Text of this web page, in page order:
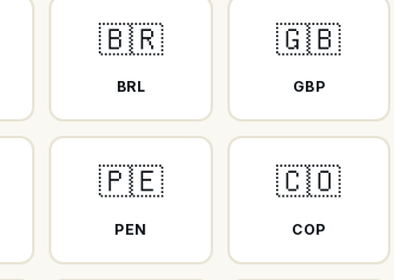
🇧🇷
BRL
🇬🇧
GBP
🇵🇪
PEN
🇨🇴
COP